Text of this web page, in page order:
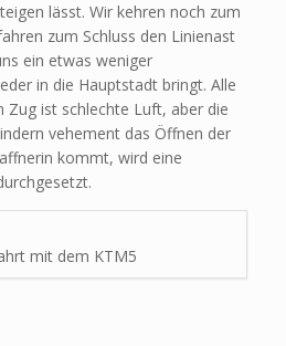
lässt. Wir kehren noch zum
zum Schluss den Linienast
ein etwas weniger
in die Hauptstadt bringt. Alle
Zug ist schlechte Luft, aber die
vehement das Öffnen der
kommt, wird eine
mit dem KTM5